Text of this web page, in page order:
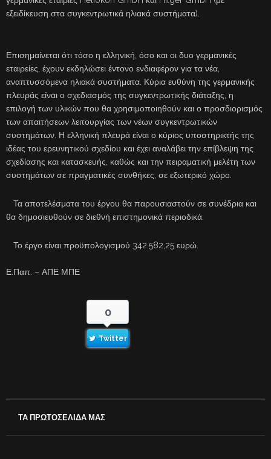
εξειδίκευση στα συγκεντρωτικά ηλιακά συστήματα).
Επισημαίνεται ότι τόσο η ελληνική, όσο και οι δυο γερμανικές
εταιρείες, έχουν εκδηλώσει έντονο ενδιαφέρον για τα νέα,
αναπτυσσόμενα ηλιακά συστήματα. Κύρια ευθύνη της γερμανικής
πλευράς είναι ο σχεδιασμός της συγκεντρωτικής διάταξης, η
επιλογή των υλικών που θα χρησιμοποιηθούν και ο προσδιορισμός
των απαιτήσεων λειτουργίας των νέων συγκεντρωτικών
συστημάτων. Η ελληνική πλευρά είναι ο κύριος υποστηρικτής της
ιδέας του ερευνητικού σχεδίου και έχει αναλάβει την επίβλεψη της
σχεδίασης και κατασκευής, καθώς και την πειραματική μελέτη των
συστημάτων σε πραγματικές συνθήκες, σε εξωτερικό χώρο.
Τα αποτελέσματα του έργου θα παρουσιαστούν σε συνέδρια και
θα δημοσιευθούν σε διεθνή επιστημονικά περιοδικά.
Το έργο είναι προϋπολογισμού 342.582,25 ευρώ.
Ε.Παπ. – ΑΠΕ ΜΠΕ
0
Twitter
ΤΑ ΠΡΩΤΟΣΕΛΙΔΑ ΜΑΣ